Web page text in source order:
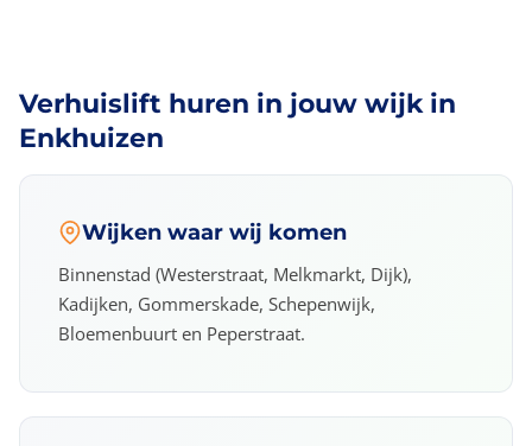
Verhuislift huren in jouw wijk in
Enkhuizen
Wijken waar wij komen
Binnenstad (Westerstraat, Melkmarkt, Dijk),
Kadijken, Gommerskade, Schepenwijk,
Bloemenbuurt en Peperstraat.